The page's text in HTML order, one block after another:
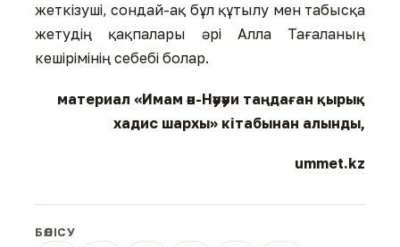
жеткізуші, сондай-ақ бұл құтылу мен табысқа
жетудің қақпалары әрі Алла Тағаланың
кешірімінің себебі болар.
материал «Имам ән-Нәуәуи таңдаған қырық
хадис шархы» кітабынан алынды,
ummet.kz
БӨЛІСУ